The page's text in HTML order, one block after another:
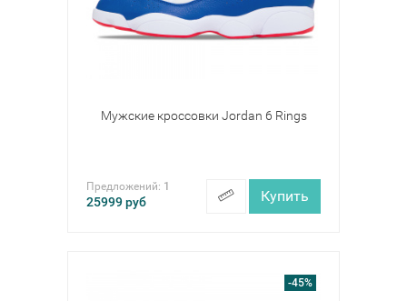
Мужские кроссовки Jordan 6 Rings
Предложений: 1
25999руб Купить
-45%